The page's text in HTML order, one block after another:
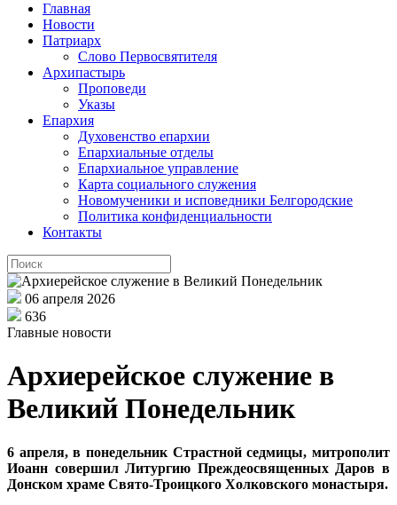
Главная
Новости
Патриарх
Слово Первосвятителя
Архипастырь
Проповеди
Указы
Епархия
Духовенство епархии
Епархиальные отделы
Епархиальное управление
Карта социального служения
Новомученики и исповедники Белгородские
Политика конфиденциальности
Контакты
06 апреля 2026
636
Главные новости
Архиерейское служение в
Великий Понедельник
6 апреля, в понедельник Страстной седмицы, митрополит
Иоанн совершил Литургию Преждеосвященных Даров в
Донском храме Свято-Троицкого Холковского монастыря.